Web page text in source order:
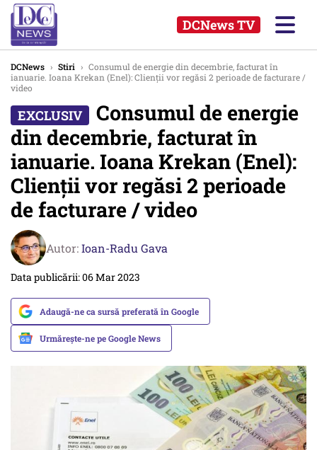
DCNews TV
DCNews › Stiri › Consumul de energie din decembrie, facturat în
ianuarie. Ioana Krekan (Enel): Clienții vor regăsi 2 perioade de facturare /
video
Consumul de energie
din decembrie, facturat în
ianuarie. Ioana Krekan (Enel):
Clienții vor regăsi 2 perioade
de facturare / video
Autor:Ioan-Radu Gava
Data publicării: 06 Mar 2023
Adaugă-ne ca sursă preferată în Google
Urmărește-ne pe Google News